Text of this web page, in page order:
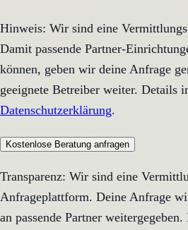
Hinweis: Wir sind eine
Damit passende Partner-
können, geben wir deine Anfrage
geeignete Betreiber weiter. Details
Datenschutzerklärung.
Kostenlose Beratung anfragen
Transparenz: Wir sind eine
Anfrageplattform. Deine Anfrage
an passende Partner